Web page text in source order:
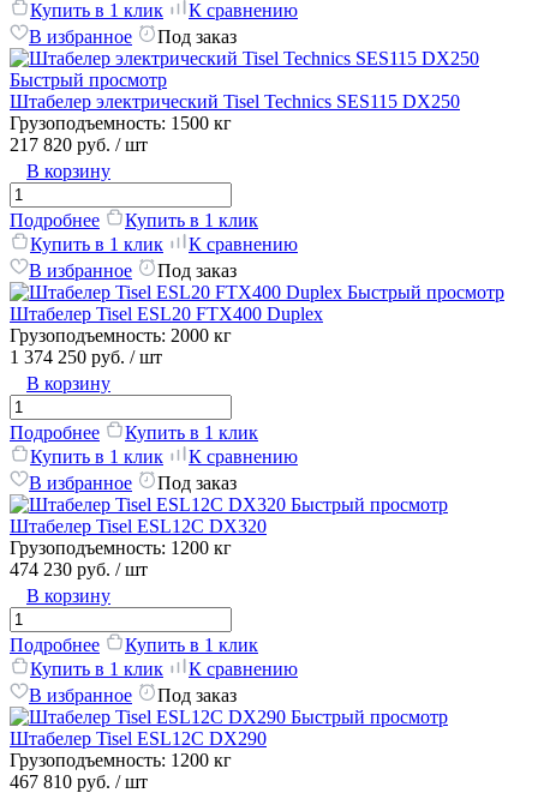
Купить в 1 клик
К сравнению
В избранное
Под заказ
Быстрый просмотр
Штабелер электрический Tisel Technics SES115 DX250
Грузоподъемность: 1500 кг
217 820 руб. / шт
В корзину
Подробнее
Купить в 1 клик
Купить в 1 клик
К сравнению
В избранное
Под заказ
Быстрый просмотр
Штабелер Tisel ESL20 FTX400 Duplex
Грузоподъемность: 2000 кг
1 374 250 руб. / шт
В корзину
Подробнее
Купить в 1 клик
Купить в 1 клик
К сравнению
В избранное
Под заказ
Быстрый просмотр
Штабелер Tisel ESL12C DX320
Грузоподъемность: 1200 кг
474 230 руб. / шт
В корзину
Подробнее
Купить в 1 клик
Купить в 1 клик
К сравнению
В избранное
Под заказ
Быстрый просмотр
Штабелер Tisel ESL12C DX290
Грузоподъемность: 1200 кг
467 810 руб. / шт